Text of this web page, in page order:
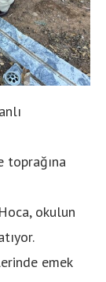
toprağına
okulun
emek